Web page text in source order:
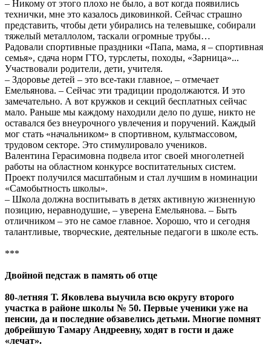
– Никому от этого плохо не было, а вот когда появились
технички, мне это казалось диковинкой. Сейчас страшно
представить, чтобы дети убирались на телевышке, собирали
тяжелый металлолом, таскали огромные трубы…
Радовали спортивные праздники «Папа, мама, я – спортивная
семья», сдача норм ГТО, турслеты, походы, «Зарница»...
Участвовали родители, дети, учителя.
– Здоровье детей – это все-таки главное, – отмечает
Емельянова. – Сейчас эти традиции продолжаются. И это
замечательно. А вот кружков и секций бесплатных сейчас
мало. Раньше мы каждому находили дело по душе, никто не
оставался без внеурочного увлечения и поручений. Каждый
мог стать «начальником» в спортивном, культмассовом,
трудовом секторе. Это стимулировало учеников.
Валентина Герасимовна подвела итог своей многолетней
работы на областном конкурсе воспитательных систем.
Проект получился масштабным и стал лучшим в номинации
«Самобытность школы».
– Школа должна воспитывать в детях активную жизненную
позицию, неравнодушие, – уверена Емельянова. – Быть
отличником – это не самое главное. Хорошо, что и сегодня
талантливые, творческие, деятельные педагоги в школе есть.
***
Двойной педстаж в память об отце
80-летняя Т. Яковлева выучила всю округу второго
участка в районе школы № 50. Первые ученики уже на
пенсии, да и последние обзавелись детьми. Многие помнят
добрейшую Тамару Андреевну, ходят в гости и даже
«лечат».